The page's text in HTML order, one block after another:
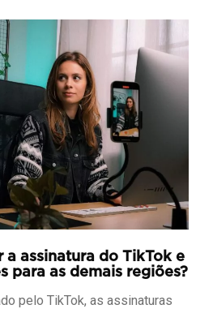
a assinatura do TikTok e
para as demais regiões?
pelo TikTok, as assinaturas